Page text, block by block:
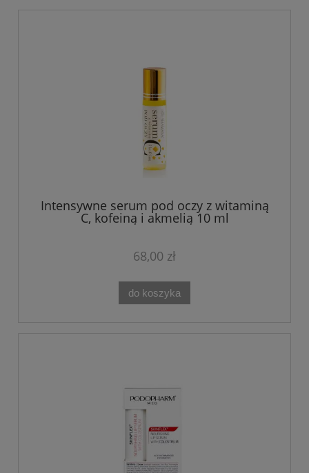
Intensywne serum pod oczy z witaminą
C, kofeiną i akmelią 10 ml
68,00 zł
do koszyka